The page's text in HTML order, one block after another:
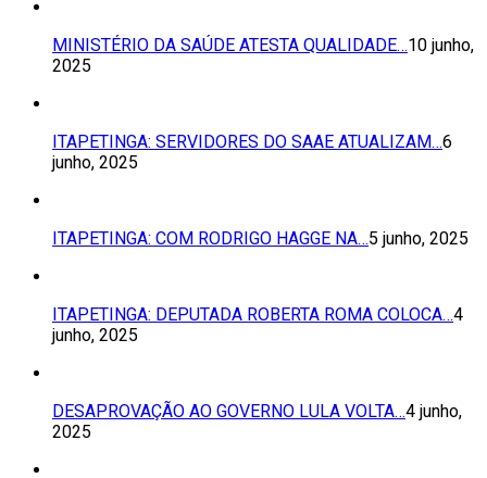
MINISTÉRIO DA SAÚDE ATESTA QUALIDADE…10 junho,
2025
ITAPETINGA: SERVIDORES DO SAAE ATUALIZAM…6
junho, 2025
ITAPETINGA: COM RODRIGO HAGGE NA…5 junho, 2025
ITAPETINGA: DEPUTADA ROBERTA ROMA COLOCA…4
junho, 2025
DESAPROVAÇÃO AO GOVERNO LULA VOLTA…4 junho,
2025